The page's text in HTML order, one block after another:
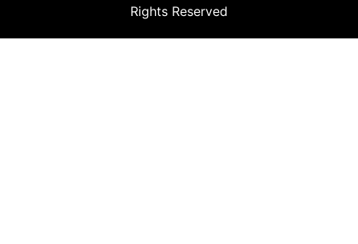
Rights Reserved